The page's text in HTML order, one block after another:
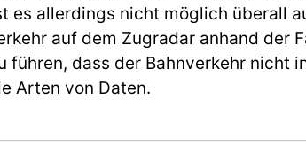
es allerdings nicht möglich überall
auf dem Zugradar anhand der
führen, dass der Bahnverkehr nicht
Arten von Daten.